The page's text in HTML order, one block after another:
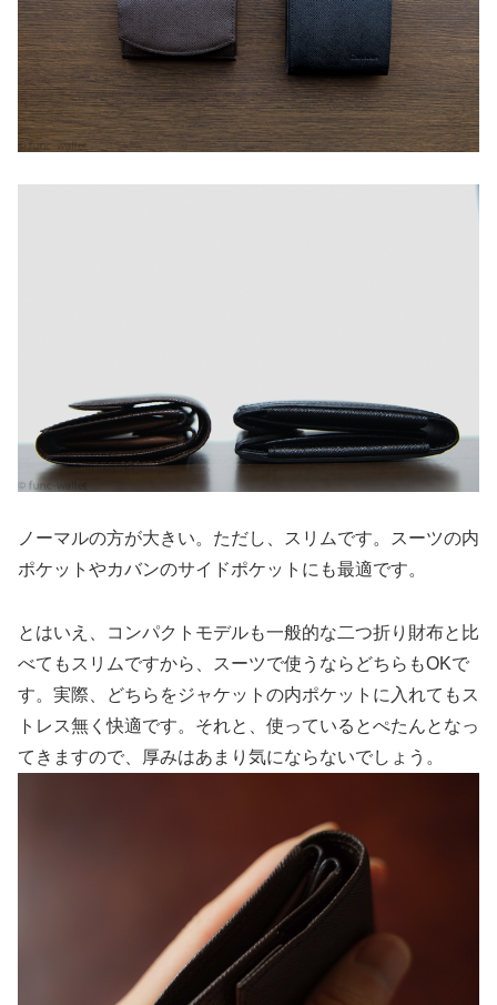
ノーマルの方が大きい。ただし、スリムです。スーツの内
ポケットやカバンのサイドポケットにも最適です。
とはいえ、コンパクトモデルも一般的な二つ折り財布と比
べてもスリムですから、スーツで使うならどちらもOKで
す。実際、どちらをジャケットの内ポケットに入れてもス
トレス無く快適です。それと、使っているとぺたんとなっ
てきますので、厚みはあまり気にならないでしょう。